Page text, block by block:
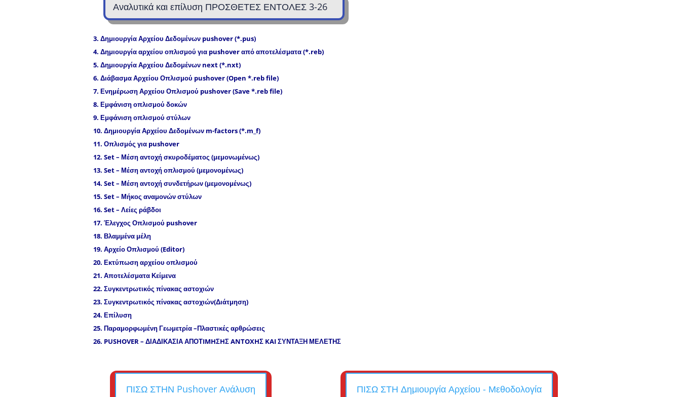
Αναλυτικά και επίλυση ΠΡΟΣΘΕΤΕΣ ΕΝΤΟΛΕΣ 3-26
3. Δημιουργία Αρχείου Δεδομένων pushover(*.pus)
4. Δημιουργία αρχείου οπλισμού για pushoverαπό αποτελέσματα (*.reb)
5. Δημιουργία Αρχείου Δεδομένων next(*.nxt)
6. Διάβασμα Αρχείου Οπλισμού pushover(Open *.reb file)
7. Ενημέρωση Αρχείου Οπλισμού pushover(Save*.reb file)
8. Εμφάνιση οπλισμού δοκών
9.Εμφάνιση οπλισμού στύλων
10. Δημιουργία Αρχείου Δεδομένων m-factors (*.m_f)
11.Οπλισμός για pushover
12. Set– Μέση αντοχή σκυροδέματος (μεμονωμένως)
13. Set– Μέση αντοχή οπλισμού (μεμονομένως)
14. Set– Μέση αντοχή συνδετήρων (μεμονομένως)
15. Set– Μήκος αναμονών στύλων
16. Set– Λείες ράβδοι
17. Έλεγχος Οπλισμού pushover
18. Βλαμμένα μέλη
19. Αρχείο Οπλισμού (Editor)
20.Εκτύπωση αρχείου οπλισμού
21. Αποτελέσματα Κείμενα
22. Συγκεντρωτικός πίνακας αστοχιών
23. Συγκεντρωτικός πίνακας αστοχιών(Διάτμηση)
24. Επίλυση
25. Παραμορφωμένη Γεωμετρία –Πλαστικές αρθρώσεις
26. PUSHOVER– ΔΙΑΔΙΚΑΣΙΑ ΑΠΟΤIMHΣHΣANTOXHΣ KAIΣΥΝΤΑΞΗ ΜΕΛΕΤΗΣ
ΠΙΣΩ ΣΤΗΝ Pushover Ανάλυση ΠΙΣΩ ΣΤΗ Δημιουργία Αρχείου - Μεθοδολογία